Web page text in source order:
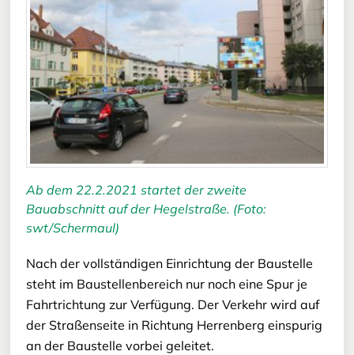
Ab dem 22.2.2021 startet der zweite
Bauabschnitt auf der Hegelstraße. (Foto:
swt/Schermaul)
Nach der vollständigen Einrichtung der Baustelle
steht im Baustellenbereich nur noch eine Spur je
Fahrtrichtung zur Verfügung. Der Verkehr wird auf
der Straßenseite in Richtung Herrenberg einspurig
an der Baustelle vorbei geleitet.